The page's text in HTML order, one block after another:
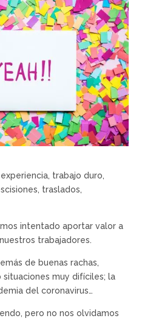
trabajo duro,
traslados,
intentado aportar valor a
trabajadores.
de buenas rachas,
situaciones muy difíciles; la
del coronavirus…
pero no nos olvidamos